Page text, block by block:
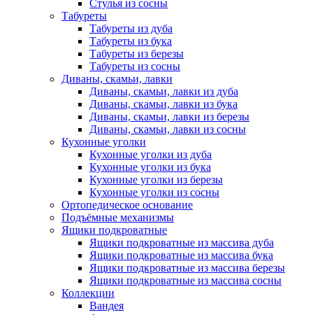
Стулья из сосны
Табуреты
Табуреты из дуба
Табуреты из бука
Табуреты из березы
Табуреты из сосны
Диваны, скамьи, лавки
Диваны, скамьи, лавки из дуба
Диваны, скамьи, лавки из бука
Диваны, скамьи, лавки из березы
Диваны, скамьи, лавки из сосны
Кухонные уголки
Кухонные уголки из дуба
Кухонные уголки из бука
Кухонные уголки из березы
Кухонные уголки из сосны
Ортопедическое основание
Подъёмные механизмы
Ящики подкроватные
Ящики подкроватные из массива дуба
Ящики подкроватные из массива бука
Ящики подкроватные из массива березы
Ящики подкроватные из массива сосны
Коллекции
Вандея